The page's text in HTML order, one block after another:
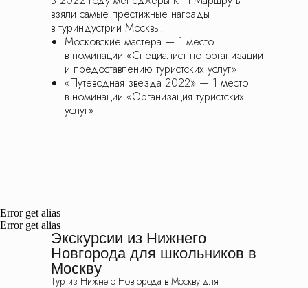
взяли самые престижные награды
в туриндустрии Москвы:
Московские мастера — 1 место
в номинации «Специалист по организации
и предоставлению туристских услуг»
«Путеводная звезда 2022» — 1 место
в номинации «Организация туристских
услуг»
Error get alias
Error get alias
Экскурсии из Нижнего
Новгорода для школьников в
Москву
Тур из Нижнего Новгорода в Москву для
Сказочный град
8 (495) 970-82-41
postroi@tvojmarshrut.ru
Москва
Золотое Кольцо
Города России
Производства
Младшие классы
Средние классы
Старшие классы
Шоколадная фабрика